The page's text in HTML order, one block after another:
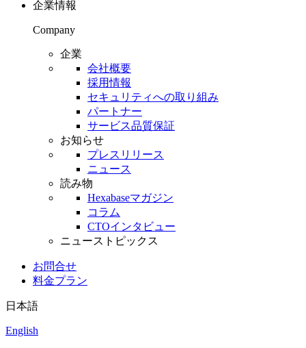
企業情報
Company
企業
会社概要
採用情報
セキュリティへの取り組み
パートナー
サービス品質保証
お知らせ
プレスリリース
ニュース
読み物
Hexabaseマガジン
コラム
CTOインタビュー
ニューストピックス
お問合せ
料金プラン
日本語
English